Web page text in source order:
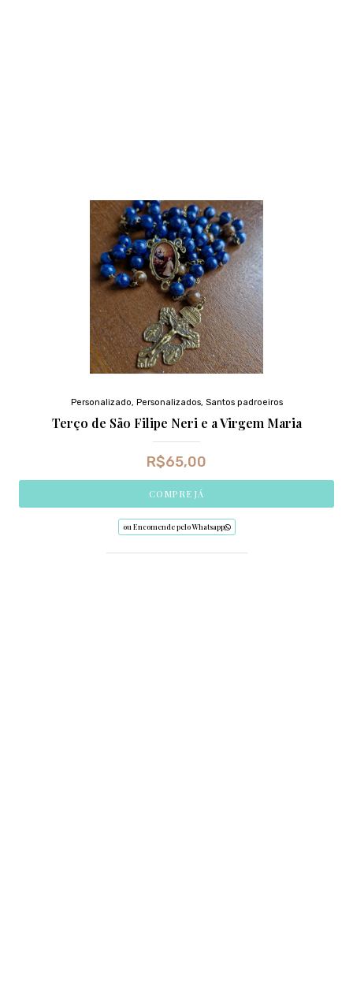
Personalizado, Personalizados, Santos padroeiros
Terço de São Filipe Neri e a Virgem Maria
R$65,00
COMPRE JÁ
ou Encomende pelo Whatsapp